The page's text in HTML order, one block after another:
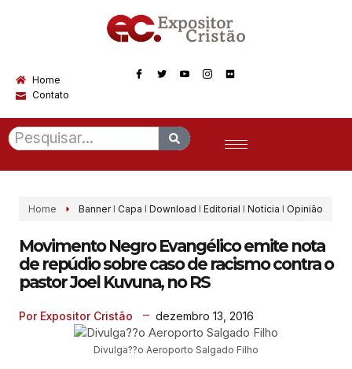
Home
Contato
Home BannerI Capa I Download I Editorial I Notícia I Opinião
Movimento Negro Evangélico emite nota
de repúdio sobre caso de racismo contra o
pastor Joel Kuvuna, no RS
Por Expositor Cristão dezembro 13, 2016
Divulga??o Aeroporto Salgado Filho